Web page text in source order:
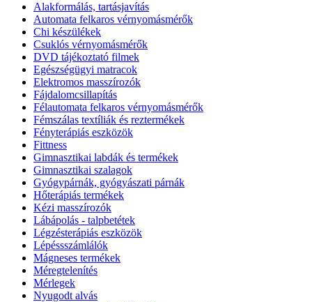
Alakformálás, tartásjavítás
Automata felkaros vérnyomásmérők
Chi készülékek
Csuklós vérnyomásmérők
DVD tájékoztató filmek
Egészségügyi matracok
Elektromos masszírozók
Fájdalomcsillapítás
Félautomata felkaros vérnyomásmérők
Fémszálas textíliák és reztermékek
Fényterápiás eszközök
Fittness
Gimnasztikai labdák és termékek
Gimnasztikai szalagok
Gyógypárnák, gyógyászati párnák
Hőterápiás termékek
Kézi masszírozók
Lábápolás - talpbetétek
Légzésterápiás eszközök
Lépéssszámlálók
Mágneses termékek
Méregtelenítés
Mérlegek
Nyugodt alvás